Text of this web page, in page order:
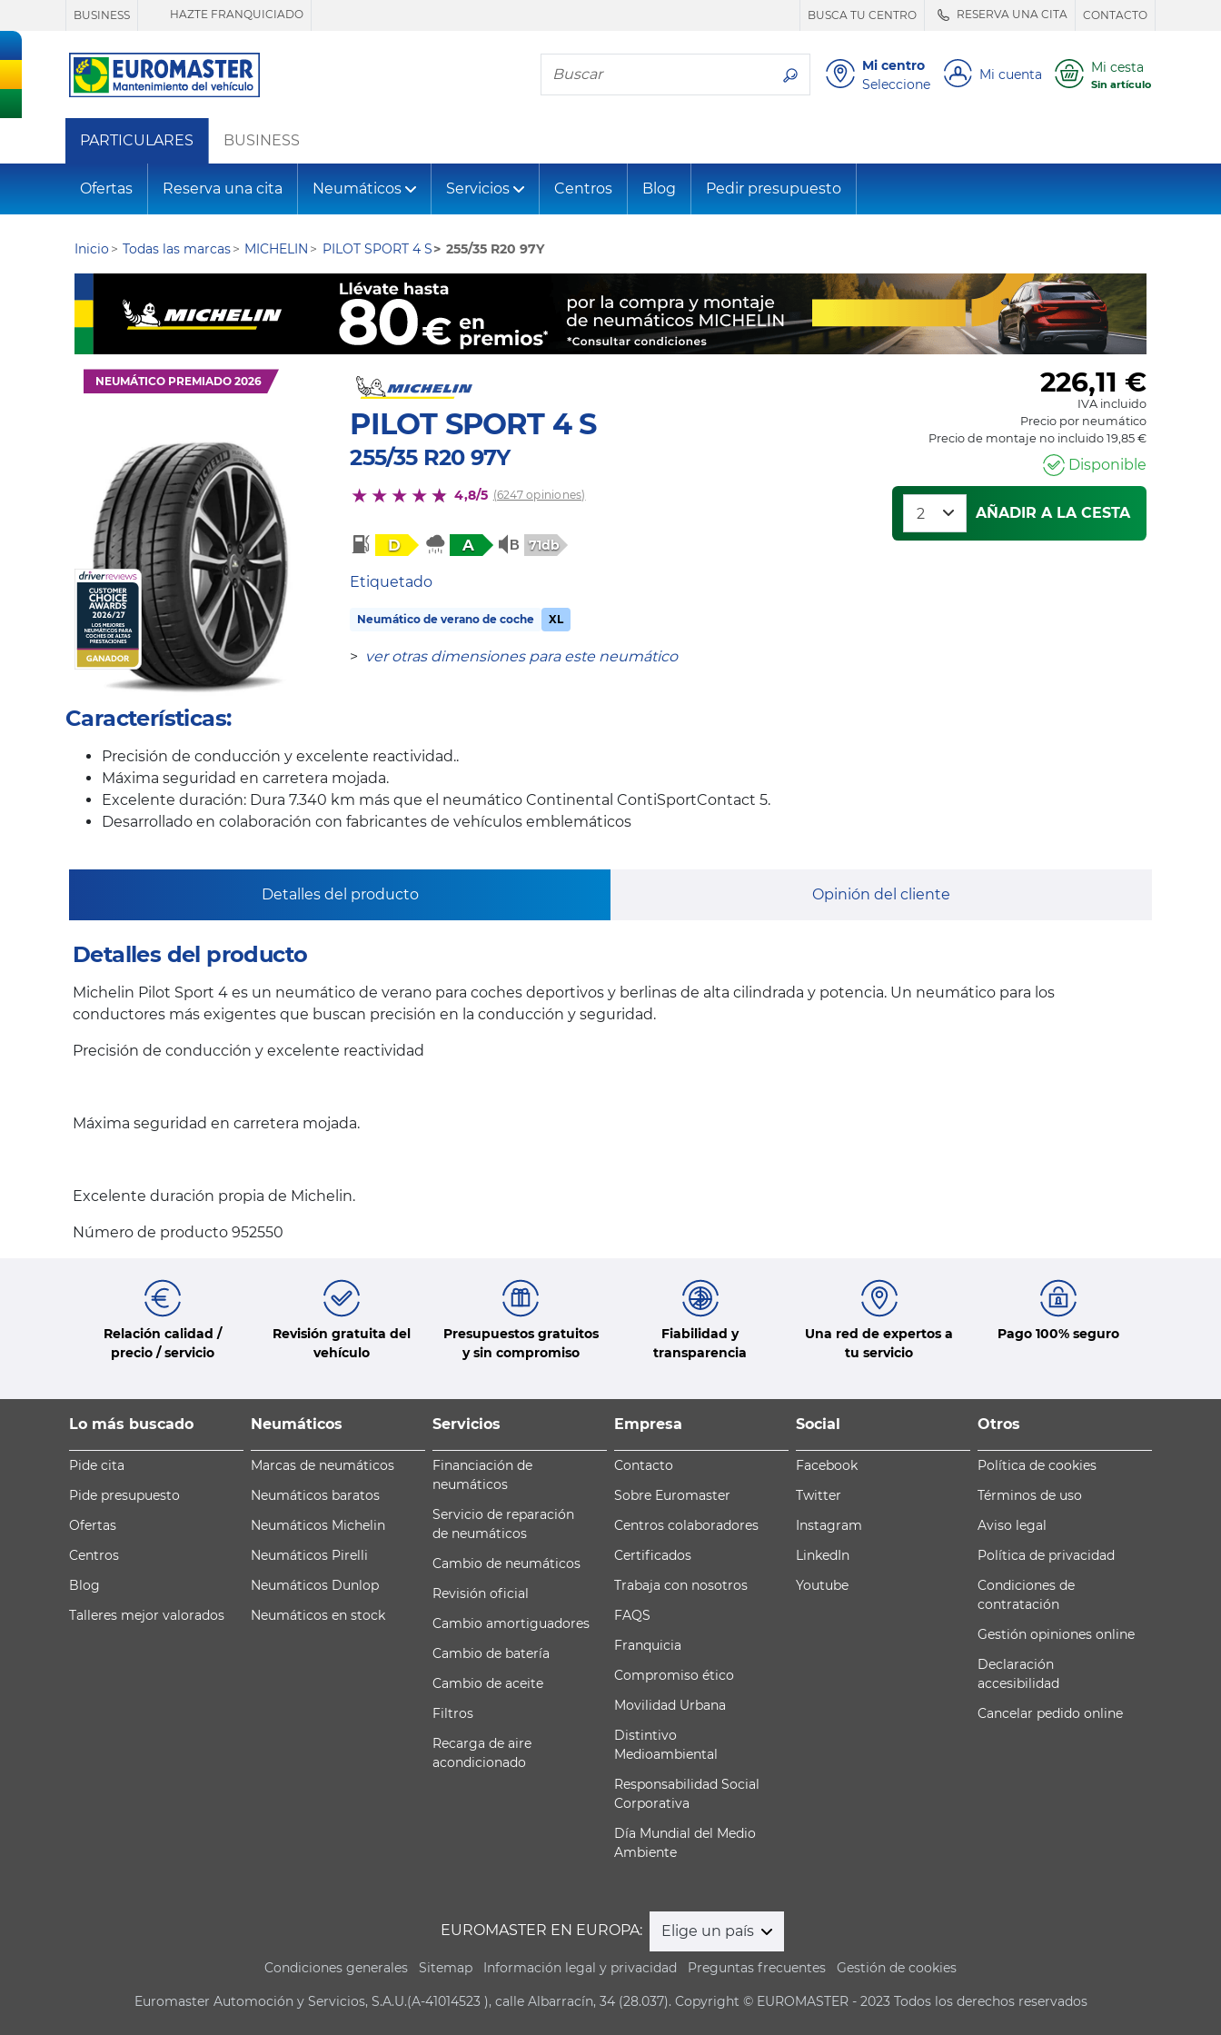
BUSINESS HAZTE FRANQUICIADO BUSCA TU CENTRO RESERVA UNA CITA CONTACTO
Busca tu neumático
Mi centro
Seleccione
Mi cuenta Mi cesta
Sin artículo
PARTICULARES BUSINESS
Ofertas Reserva una cita Neumáticos Servicios Centros Blog Pedir presupuesto
Inicio Todas las marcas MICHELIN PILOT SPORT 4 S 255/35 R20 97Y
NEUMÁTICO PREMIADO 2026
PILOT SPORT 4 S
255/35 R20 97Y
4,8/5 (6247 opiniones)
D A 71db
Etiquetado
Neumático de verano de coche XL
> ver otras dimensiones para este neumático
226,11 €
IVA incluido
Precio por neumático
Precio de montaje no incluido 19,85 €
Disponible
AÑADIR A LA CESTA
Características:
Precisión de conducción y excelente reactividad..
Máxima seguridad en carretera mojada.
Excelente duración: Dura 7.340 km más que el neumático Continental ContiSportContact 5.
Desarrollado en colaboración con fabricantes de vehículos emblemáticos
Detalles del producto Opinión del cliente
Detalles del producto
Michelin Pilot Sport 4 es un neumático de verano para coches deportivos y berlinas de alta cilindrada y potencia. Un neumático para los
conductores más exigentes que buscan precisión en la conducción y seguridad.
Precisión de conducción y excelente reactividad
Máxima seguridad en carretera mojada.
Excelente duración propia de Michelin.
Número de producto 952550
Relación calidad /
precio / servicio
Revisión gratuita del
vehículo
Presupuestos gratuitos
y sin compromiso
Fiabilidad y
transparencia
Una red de expertos a
tu servicio
Pago 100% seguro
Lo más buscado
Pide cita
Pide presupuesto
Ofertas
Centros
Blog
Talleres mejor valorados
Neumáticos
Marcas de neumáticos
Neumáticos baratos
Neumáticos Michelin
Neumáticos Pirelli
Neumáticos Dunlop
Neumáticos en stock
Servicios
Financiación de
neumáticos
Servicio de reparación
de neumáticos
Cambio de neumáticos
Revisión oficial
Cambio amortiguadores
Cambio de batería
Cambio de aceite
Filtros
Recarga de aire
acondicionado
Empresa
Contacto
Sobre Euromaster
Centros colaboradores
Certificados
Trabaja con nosotros
FAQS
Franquicia
Compromiso ético
Movilidad Urbana
Distintivo
Medioambiental
Responsabilidad Social
Corporativa
Día Mundial del Medio
Ambiente
Social
Facebook
Twitter
Instagram
LinkedIn
Youtube
Otros
Política de cookies
Términos de uso
Aviso legal
Política de privacidad
Condiciones de
contratación
Gestión opiniones online
Declaración
accesibilidad
Cancelar pedido online
EUROMASTER EN EUROPA: Elige un país
Condiciones generales Sitemap Información legal y privacidad Preguntas frecuentes Gestión de cookies
Euromaster Automoción y Servicios, S.A.U.(A-41014523 ), calle Albarracín, 34 (28.037). Copyright © EUROMASTER - 2023 Todos los derechos reservados